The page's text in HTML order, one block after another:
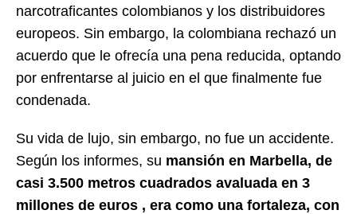
narcotraficantes colombianos y los distribuidores
europeos. Sin embargo, la colombiana rechazó un
acuerdo que le ofrecía una pena reducida, optando
por enfrentarse al juicio en el que finalmente fue
condenada.
Su vida de lujo, sin embargo, no fue un accidente.
Según los informes, su mansión en Marbella, de
casi 3.500 metros cuadrados avaluada en 3
millones de euros , era como una fortaleza, con